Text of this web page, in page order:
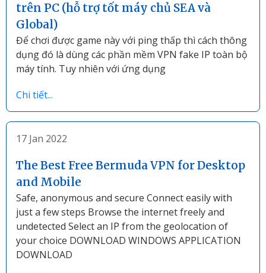
trên PC (hỗ trợ tốt máy chủ SEA và
Global)
Để chơi được game này với ping thấp thì cách thông
dụng đó là dùng các phần mềm VPN fake IP toàn bộ
máy tính. Tuy nhiên với ứng dụng
Chi tiết...
17 Jan 2022
The Best Free Bermuda VPN for Desktop
and Mobile
Safe, anonymous and secure Connect easily with
just a few steps Browse the internet freely and
undetected Select an IP from the geolocation of
your choice DOWNLOAD WINDOWS APPLICATION
DOWNLOAD